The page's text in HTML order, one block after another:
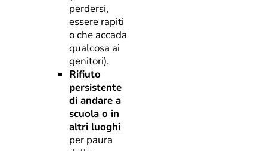
perdersi,
essere rapiti
o che accada
qualcosa ai
genitori).
Rifiuto
persistente
di andare a
scuola o in
altri luoghi
per paura